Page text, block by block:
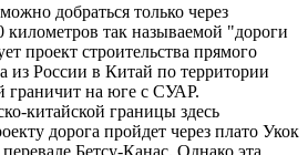
добраться только через
так называемой "дороги
проект строительства прямого
из России в Китай по территории
граничит на юге с СУАР.
китайской границы здесь
дорога пройдет через плато Укок
Бетсу-Канас. Однако эта